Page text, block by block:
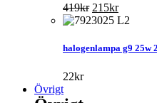
419kr Det
ursprungliga
var:
215krDet
är:
halogenlampa g9 25w
22kr
Övrigt